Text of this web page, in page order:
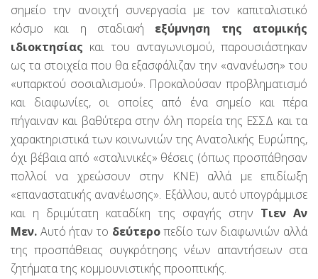
σημείο την ανοιχτή συνεργασία με τον καπιταλιστικό
κόσμο και η σταδιακή εξύμνηση της ατομικής
ιδιοκτησίας και του ανταγωνισμού, παρουσιάστηκαν
ως τα στοιχεία που θα εξασφάλιζαν την «ανανέωση» του
«υπαρκτού σοσιαλισμού». Προκαλούσαν προβληματισμό
και διαφωνίες, οι οποίες από ένα σημείο και πέρα
πήγαιναν και βαθύτερα στην όλη πορεία της ΕΣΣΔ και τα
χαρακτηριστικά των κοινωνιών της Ανατολικής Ευρώπης,
όχι βέβαια από «σταλινικές» θέσεις (όπως προσπάθησαν
πολλοί να χρεώσουν στην ΚΝΕ) αλλά με επιδίωξη
«επαναστατικής ανανέωσης». Εξάλλου, αυτό υπογράμμισε
και η δριμύτατη καταδίκη της σφαγής στην Τιεν Αν
Μεν. Αυτό ήταν το δεύτεροπεδίο των διαφωνιών αλλά
της προσπάθειας συγκρότησης νέων απαντήσεων στα
ζητήματα της κομμουνιστικής προοπτικής.